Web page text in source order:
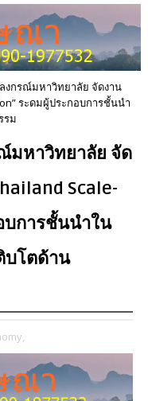
งกรณ์มหาวิทยาลัย จัดงาน
ระดมผู้ประกอบการชั้นนำ
รม
มหาวิทยาลัย จัด
Scale-
บการชั้นนำใน
บโตด้าน